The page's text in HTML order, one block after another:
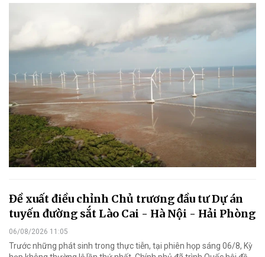
Đề xuất điều chỉnh Chủ trương đầu tư Dự án
tuyến đường sắt Lào Cai - Hà Nội - Hải Phòng
06/08/2026 11:05
Trước những phát sinh trong thực tiễn, tại phiên họp sáng 06/8, Kỳ